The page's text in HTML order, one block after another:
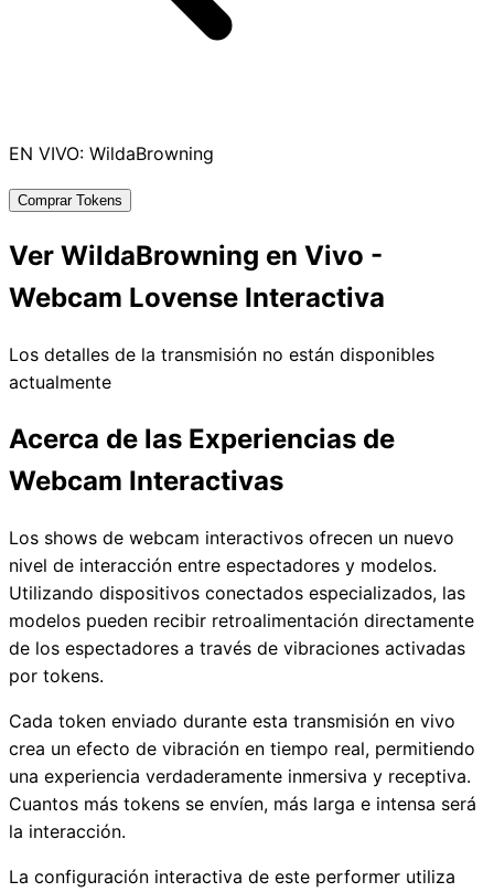
EN VIVO: WildaBrowning
Comprar Tokens
Ver WildaBrowning en Vivo -
Webcam Lovense Interactiva
Los detalles de la transmisión no están disponibles
actualmente
Acerca de las Experiencias de
Webcam Interactivas
Los shows de webcam interactivos ofrecen un nuevo
nivel de interacción entre espectadores y modelos.
Utilizando dispositivos conectados especializados, las
modelos pueden recibir retroalimentación directamente
de los espectadores a través de vibraciones activadas
por tokens.
Cada token enviado durante esta transmisión en vivo
crea un efecto de vibración en tiempo real, permitiendo
una experiencia verdaderamente inmersiva y receptiva.
Cuantos más tokens se envíen, más larga e intensa será
la interacción.
La configuración interactiva de este performer utiliza